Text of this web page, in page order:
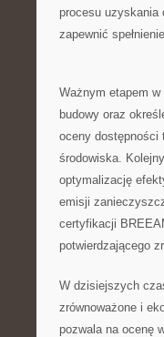
procesu uzyskania
zapewnić
Ważnym etapem
budowy oraz
oceny dostępności
‌środowiska.
optymalizację
emisji⁣
certyfikacji
potwierdzającego
W dzisiejszych
zrównoważone‌ i
pozwala na ocenę